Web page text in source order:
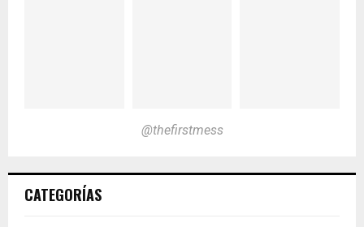
@thefirstmess
CATEGORÍAS